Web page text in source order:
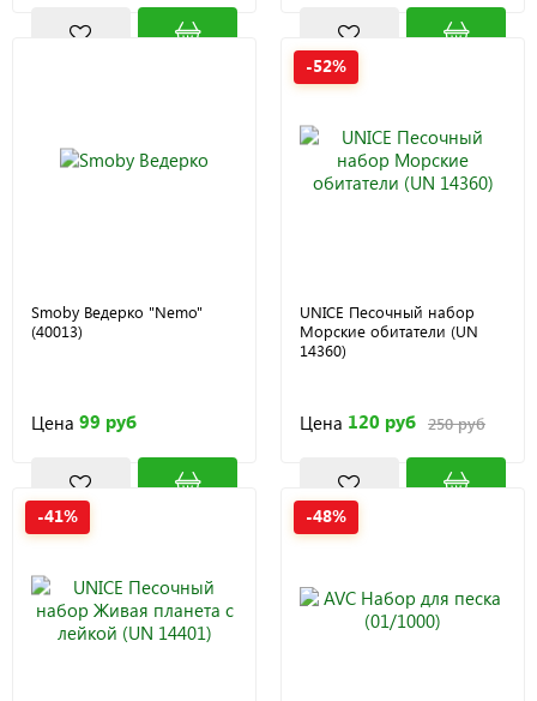
Smoby Ведерко "Nemo"
(40013)
Цена 99 руб
-52%
UNICE Песочный набор
Морские обитатели (UN
14360)
Цена 120 руб 250 руб
-41% -48%